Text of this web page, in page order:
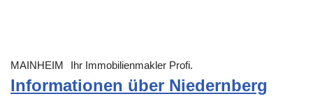
MAINHEIM Ihr Immobilienmakler Profi.
Informationen über Niedernberg